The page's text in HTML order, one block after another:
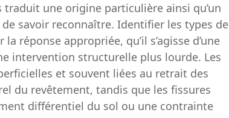
traduit une origine particulière ainsi qu’un
savoir reconnaître. Identifier les types de
réponse appropriée, qu’il s’agisse d’une
intervention structurelle plus lourde. Les
et souvent liées au retrait des
du revêtement, tandis que les fissures
différentiel du sol ou une contrainte